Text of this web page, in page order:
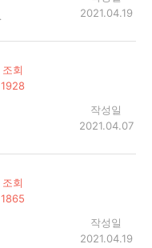
2021.04.19
조회
1928
작성일
2021.04.07
조회
1865
작성일
2021.04.19